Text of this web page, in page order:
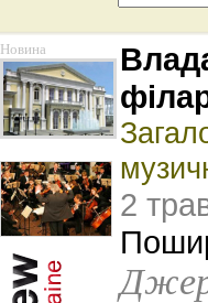
Новина
2